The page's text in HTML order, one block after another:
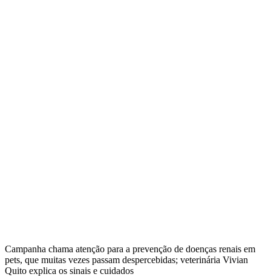
Campanha chama atenção para a prevenção de doenças renais em
pets, que muitas vezes passam despercebidas; veterinária Vivian
Quito explica os sinais e cuidados